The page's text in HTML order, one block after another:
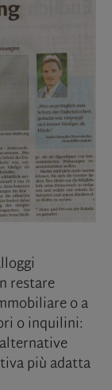
restare
o a
o inquilini:
più adatta